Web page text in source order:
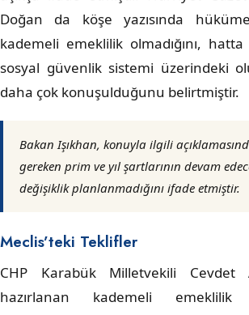
Doğan da köşe yazısında
kademeli emeklilik olmadığını, hatta
sosyal güvenlik sistemi üzerindeki
daha çok konuşulduğunu belirtmiştir.
Bakan Işıkhan, konuyla ilgili
gereken prim ve yıl şartlarının devam
değişiklik planlanmadığını ifade etmiştir.
Meclis’teki Teklifler
CHP Karabük Milletvekili Cevdet
hazırlanan kademeli emeklilik